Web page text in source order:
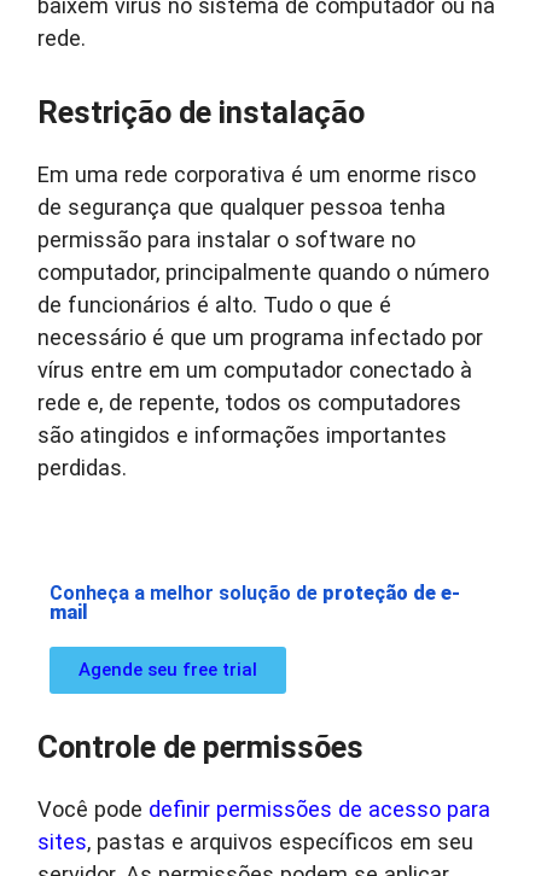
baixem vírus no sistema de computador ou na
rede.
Restrição de instalação
Em uma rede corporativa é um enorme risco
de segurança que qualquer pessoa tenha
permissão para instalar o software no
computador, principalmente quando o número
de funcionários é alto. Tudo o que é
necessário é que um programa infectado por
vírus entre em um computador conectado à
rede e, de repente, todos os computadores
são atingidos e informações importantes
perdidas.
Conheça a melhor solução de proteção de e-
mail
Agende seu free trial
Controle de permissões
Você pode definir permissões de acesso para
sites, pastas e arquivos específicos em seu